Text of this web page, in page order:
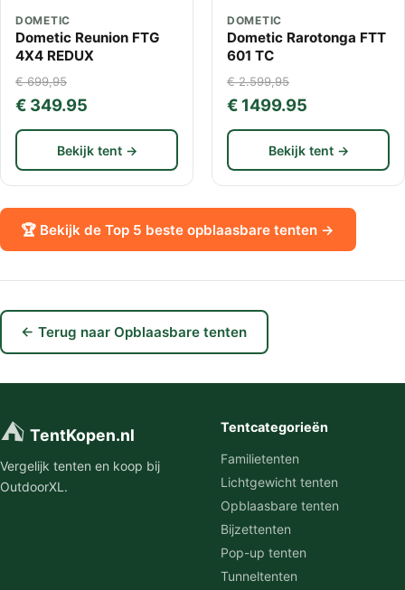
DOMETIC
Dometic Reunion FTG
4X4 REDUX
€ 699,95
€ 349.95
Bekijk tent →
DOMETIC
Dometic Rarotonga FTT
601 TC
€ 2.599,95
€ 1499.95
Bekijk tent →
🏆 Bekijk de Top 5 beste opblaasbare tenten →
← Terug naar Opblaasbare tenten
⛺ TentKopen.nl
Vergelijk tenten en koop bij
OutdoorXL.
Tentcategorieën
Familietenten
Lichtgewicht tenten
Opblaasbare tenten
Bijzettenten
Pop-up tenten
Tunneltenten